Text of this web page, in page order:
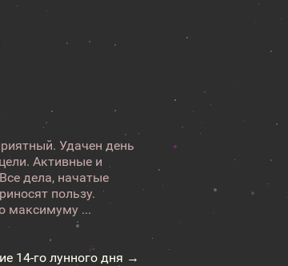
Удачен день
Активные и
дела, начатые
пользу.
максимуму ...
14-го лунного дня →